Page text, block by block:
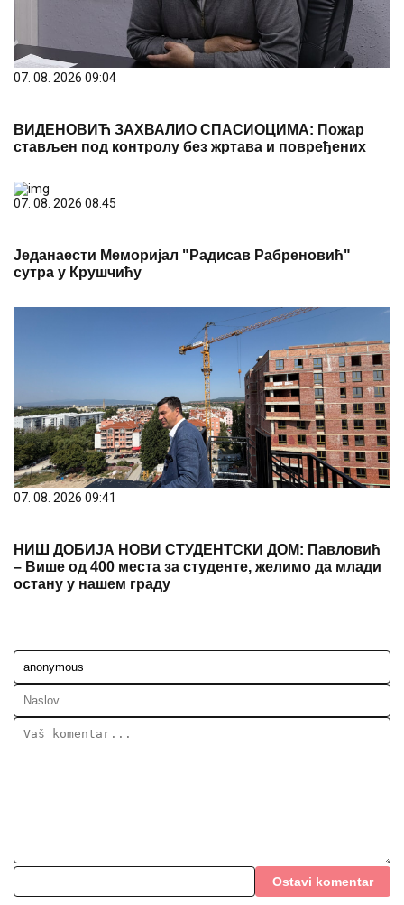
07. 08. 2026 09:04
ВИДЕНОВИЋ ЗАХВАЛИО СПАСИОЦИМА: Пожар
стављен под контролу без жртава и повређених
07. 08. 2026 08:45
Једанаести Меморијал "Радисав Рабреновић"
сутра у Крушчићу
07. 08. 2026 09:41
НИШ ДОБИЈА НОВИ СТУДЕНТСКИ ДОМ: Павловић
– Више од 400 места за студенте, желимо да млади
остану у нашем граду
Ostavi komentar